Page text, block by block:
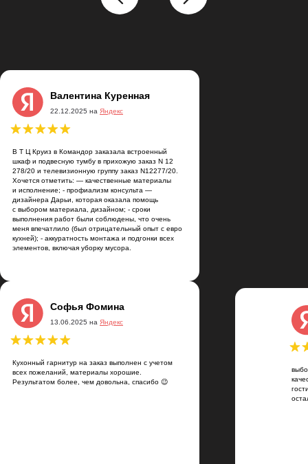
Валентина Куренная
В Т Ц Круиз в Командор заказала встроенный
шкаф и подвесную тумбу в прихожую заказ N 12
278/20 и телевизионную группу заказ N12277/20.
Хочется отметить: — качественные материалы
и исполнение; - профиализм консульта —
дизайнера Дарьи, которая оказала помощь
с выбором материала, дизайном; - сроки
выполнения работ были соблюдены, что очень
меня впечатлило (был отрицательный опыт с евро
кухней); - аккуратность монтажа и подгонки всех
элементов, включая уборку мусора.
22.12.2025 на Яндекс
Софья Фомина
Кухонный гарнитур на заказ выполнен с учетом
всех пожеланий, материалы хорошие.
Результатом более, чем довольна, спасибо 😉
13.06.2025 на Яндекс